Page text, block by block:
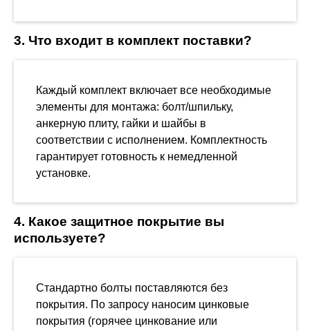
3. Что входит в комплект поставки?
Каждый комплект включает все необходимые
элементы для монтажа: болт/шпильку,
анкерную плиту, гайки и шайбы в
соответствии с исполнением. Комплектность
гарантирует готовность к немедленной
установке.
4. Какое защитное покрытие вы
используете?
Стандартно болты поставляются без
покрытия. По запросу наносим цинковые
покрытия (горячее цинкование или